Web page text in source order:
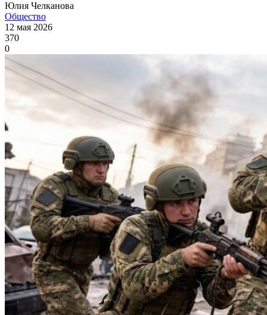
Юлия Челканова
Общество
12 мая 2026
370
0